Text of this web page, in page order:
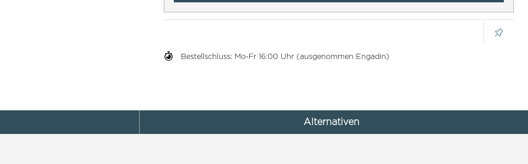
Bestellschluss: Mo-Fr 16:00 Uhr (ausgenommen Engadin)
Alternativen